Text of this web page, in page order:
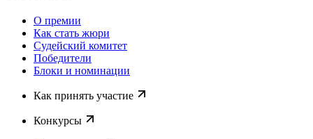
О премии
Как стать жюри
Судейский комитет
Победители
Блоки и номинации
Как принять участие
Конкурсы